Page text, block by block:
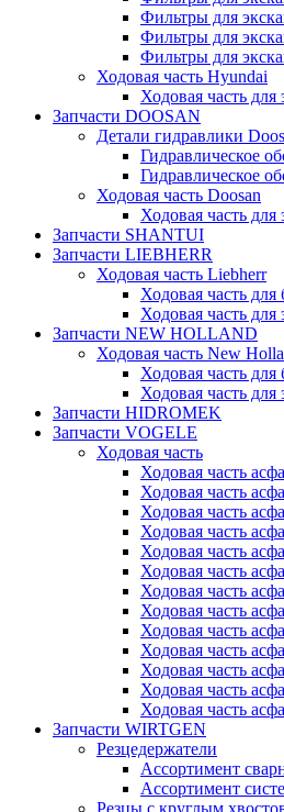
Фильтры для
Фильтры для
Фильтры для
Ходовая часть Hyundai
Ходовая часть для
Запчасти DOOSAN
Детали гидравлики
Гидравлическое
Гидравлическое
Ходовая часть Doosan
Ходовая часть для
Запчасти SHANTUI
Запчасти LIEBHERR
Ходовая часть Liebherr
Ходовая часть для
Ходовая часть для
Запчасти NEW HOLLAND
Ходовая часть New
Ходовая часть
Ходовая часть
Запчасти HIDROMEK
Запчасти VOGELE
Ходовая часть
Ходовая часть
Ходовая часть
Ходовая часть
Ходовая часть
Ходовая часть
Ходовая часть
Ходовая часть
Ходовая часть
Ходовая часть
Ходовая часть
Ходовая часть
Ходовая часть
Ходовая часть
Запчасти WIRTGEN
Резцедержатели
Ассортимент
Ассортимент
Резцы с круглым